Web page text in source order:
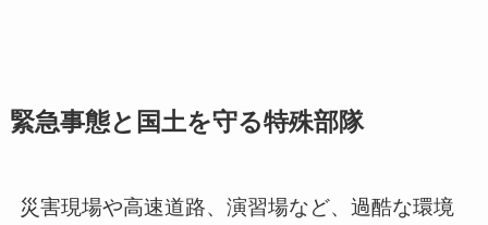
緊急事態と国土を守る特殊部隊
災害現場や高速道路、演習場など、過酷な環境